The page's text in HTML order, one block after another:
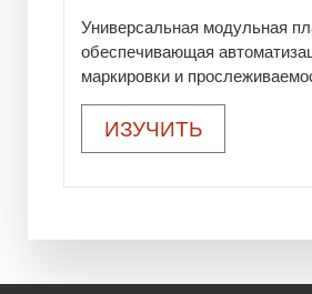
Универсальная модульная
обеспечивающая
маркировки и
ИЗУЧИТЬ